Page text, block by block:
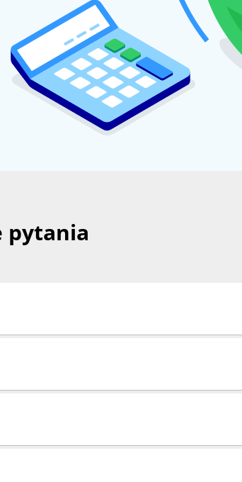
pytania